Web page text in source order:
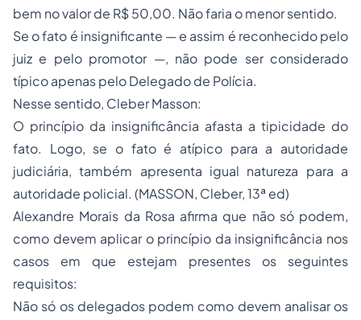
bem no valor de R$ 50,00. Não faria o menor sentido.
Se o fato é insignificante — e assim é reconhecido pelo
juiz e pelo promotor —, não pode ser considerado
típico apenas pelo Delegado de Polícia.
Nesse sentido, Cleber Masson:
O princípio da insignificância afasta a tipicidade do
fato. Logo, se o fato é atípico para a autoridade
judiciária, também apresenta igual natureza para a
autoridade policial. (MASSON, Cleber, 13ª ed)
Alexandre Morais da Rosa afirma que não só podem,
como devem aplicar o princípio da insignificância nos
casos em que estejam presentes os seguintes
requisitos:
Não só os delegados podem como devem analisar os